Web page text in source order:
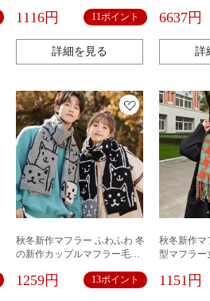
たカップル厚手のストール保
1116円 11ポイント
詳細を見る
ストール
6637円
詳
秋冬新作マフラー ふわふわ 冬
の新作カップルマフラー毛糸
版猫のかわいいキャラクター
1259円 13ポイント
秋冬新作マ
型マフラー
赤ストー
1151円